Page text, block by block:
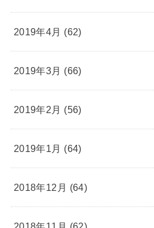
2019年4月 (62)
2019年3月 (66)
2019年2月 (56)
2019年1月 (64)
2018年12月 (64)